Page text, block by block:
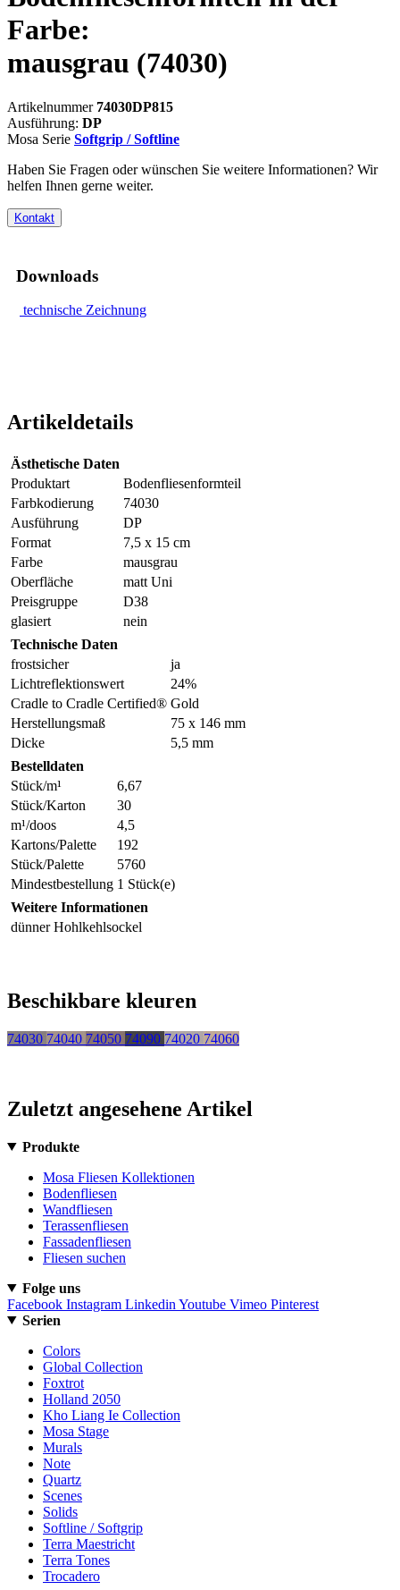
Farbe:
mausgrau (74030)
Artikelnummer 74030DP815
Ausführung: DP
Mosa Serie Softgrip / Softline
Haben Sie Fragen oder wünschen Sie weitere Informationen? Wir
helfen Ihnen gerne weiter.
Kontakt
Downloads
technische Zeichnung
Artikeldetails
Ästhetische Daten
Produktart
Bodenfliesenformteil
Farbkodierung
74030
Ausführung
DP
Format
7,5 x 15 cm
Farbe
mausgrau
Oberfläche
matt Uni
Preisgruppe
D38
glasiert
nein
Technische Daten
frostsicher
ja
Lichtreflektionswert
24%
Cradle to Cradle Certified® Gold
Herstellungsmaß
75 x 146 mm
Dicke
5,5 mm
Bestelldaten
Stück/m¹
6,67
Stück/Karton
30
m¹/doos
4,5
Kartons/Palette
192
Stück/Palette
5760
Mindestbestellung 1 Stück(e)
Weitere Informationen
dünner Hohlkehlsockel
Beschikbare kleuren
74030 74040 74050 74090 74020 74060
Zuletzt angesehene Artikel
Produkte
Mosa Fliesen Kollektionen
Bodenfliesen
Wandfliesen
Terassenfliesen
Fassadenfliesen
Fliesen suchen
Folge uns
Facebook Instagram Linkedin Youtube Vimeo Pinterest
Serien
Colors
Global Collection
Foxtrot
Holland 2050
Kho Liang Ie Collection
Mosa Stage
Murals
Note
Quartz
Scenes
Solids
Softline / Softgrip
Terra Maestricht
Terra Tones
Trocadero